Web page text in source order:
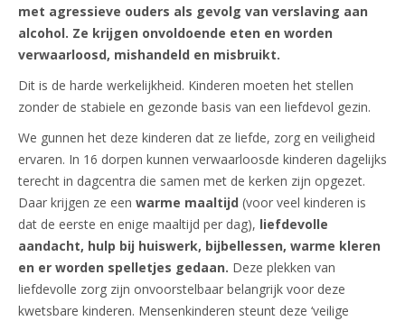
met agressieve ouders als gevolg van verslaving aan
alcohol. Ze krijgen onvoldoende eten en worden
verwaarloosd, mishandeld en misbruikt.
Dit is de harde werkelijkheid. Kinderen moeten het stellen
zonder de stabiele en gezonde basis van een liefdevol gezin.
We gunnen het deze kinderen dat ze liefde, zorg en veiligheid
ervaren. In 16 dorpen kunnen verwaarloosde kinderen dagelijks
terecht in dagcentra die samen met de kerken zijn opgezet.
Daar krijgen ze een warme maaltijd (voor veel kinderen is
dat de eerste en enige maaltijd per dag), liefdevolle
aandacht, hulp bij huiswerk, bijbellessen, warme kleren
en er worden spelletjes gedaan. Deze plekken van
liefdevolle zorg zijn onvoorstelbaar belangrijk voor deze
kwetsbare kinderen. Mensenkinderen steunt deze ‘veilige